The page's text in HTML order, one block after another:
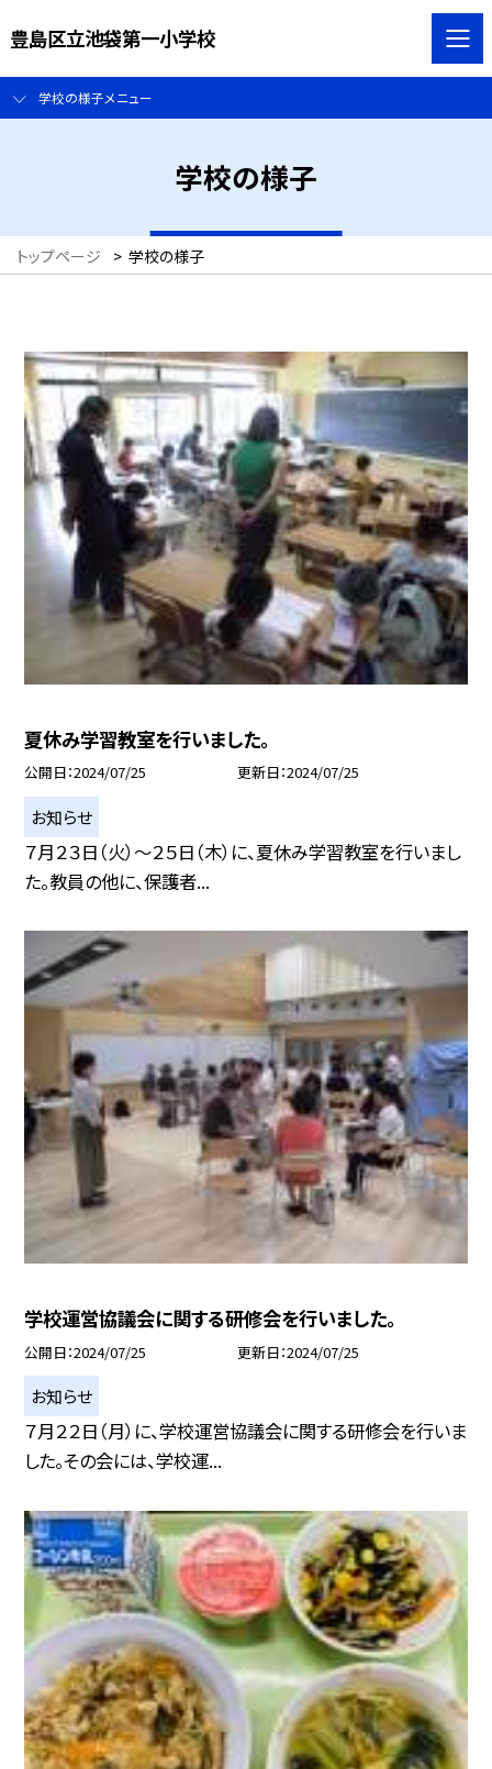
豊島区立池袋第一小学校
学校の様子メニュー
学校の様子
トップページ > 学校の様子
夏休み学習教室を行いました。
公開日 2024/07/25 更新日 2024/07/25
お知らせ
７月２３日（火）〜２５日（木）に、夏休み学習教室を行いまし
た。教員の他に、保護者...
学校運営協議会に関する研修会を行いました。
公開日 2024/07/25 更新日 2024/07/25
お知らせ
７月２２日（月）に、学校運営協議会に関する研修会を行いま
した。その会には、学校運...